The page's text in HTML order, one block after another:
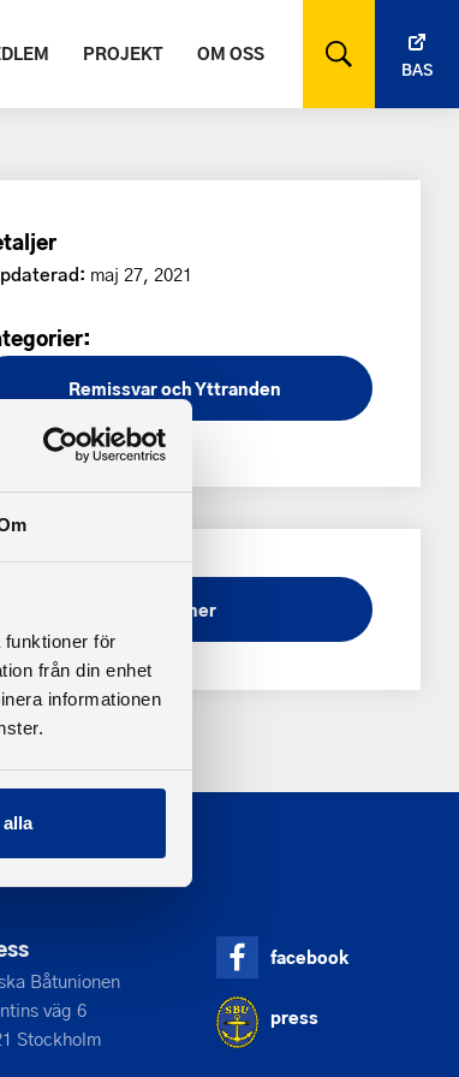
funktioner för
från din enhet
informationen
PROJEKT OM OSS
BAS
maj 27, 2021
Remissvar och Yttranden
Ladda ner
Båtunionen
väg 6
Stockholm
facebook
press